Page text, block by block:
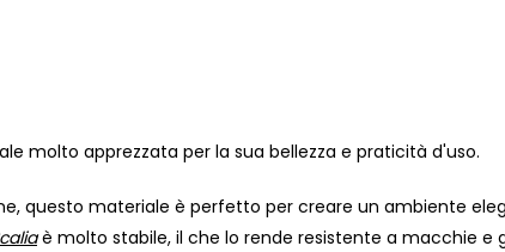
molto apprezzata per la sua bellezza e praticità d'uso.
questo materiale è perfetto per creare un ambiente
è molto stabile, il che lo rende resistente a macchie e